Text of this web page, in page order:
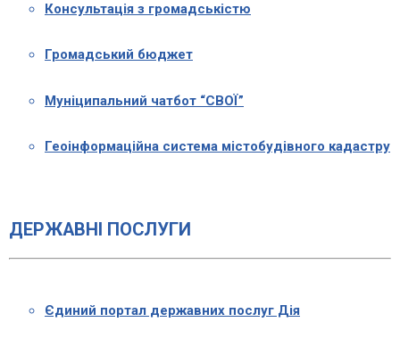
Консультація з громадськістю
Громадський бюджет
Муніципальний чатбот “СВОЇ”
Геоінформаційна система містобудівного кадастру
ДЕРЖАВНІ ПОСЛУГИ
Єдиний портал державних послуг Дія